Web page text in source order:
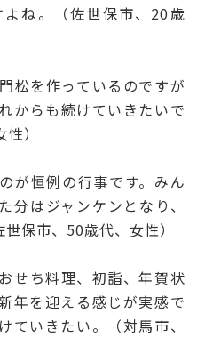
ね。（佐世保市、20歳
松を作っているのですが
からも続けていきたいで
）
が恒例の行事です。みん
分はジャンケンとなり、
保市、50歳代、女性）
せち料理、初詣、年賀状
年を迎える感じが実感で
ていきたい。（対馬市、